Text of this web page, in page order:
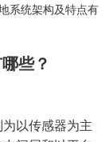
系统架构及特点有
些？
以传感器为主